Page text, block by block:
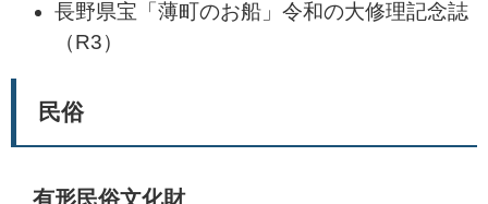
長野県宝「薄町のお船」令和の大修理記念誌
（R3）
民俗
有形民俗文化財